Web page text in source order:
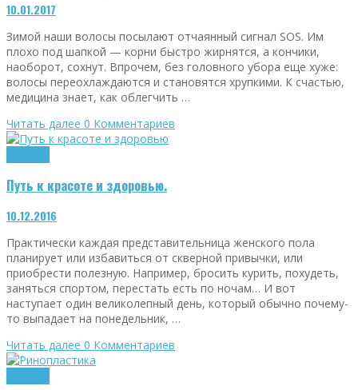
10.01.2017
Зимой наши волосы посылают отчаянный сигнал SOS. Им
плохо под шапкой — корни быстро жирнятся, а кончики,
наоборот, сохнут. Впрочем, без головного убора еще хуже:
волосы переохлаждаются и становятся хрупкими. К счастью,
медицина знает, как облегчить …
Читать далее 0 Комментариев
Путь к красоте и здоровью.
10.12.2016
Практически каждая представительница женского пола
планирует или избавиться от скверной привычки, или
приобрести полезную. Например, бросить курить, похудеть,
заняться спортом, перестать есть по ночам… И вот
наступает один великолепный день, который обычно почему-
то выпадает на понедельник, …
Читать далее 0 Комментариев